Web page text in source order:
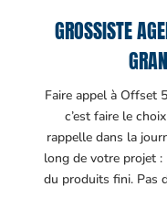
GROSSISTE
Faire appel à Offset
c’est faire le
rappelle dans la
long de votre projet
du produits fini. Pas